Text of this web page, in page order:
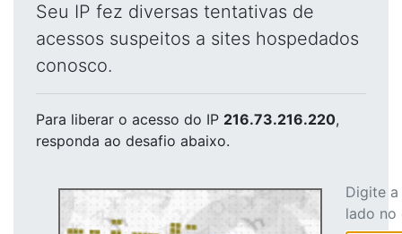
Seu IP fez diversas tentativas de
acessos suspeitos a sites hospedados
conosco.
Para liberar o acesso do IP 216.73.216.220,
responda ao desafio abaixo.
Digite
lado no